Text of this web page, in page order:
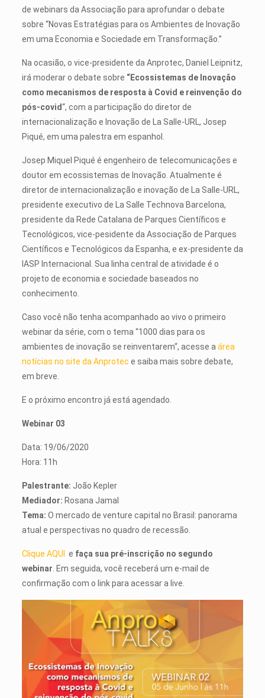
de webinars da Associação para aprofundar o debate
sobre “Novas Estratégias para os Ambientes de Inovação
em uma Economia e Sociedade em Transformação.”
Na ocasião, o vice-presidente da Anprotec, Daniel Leipnitz,
irá moderar o debate sobre “Ecossistemas de Inovação
como mecanismos de resposta à Covid e reinvenção do
pós-covid“, com a participação do diretor de
internacionalização e Inovação de La Salle-URL, Josep
Piqué, em uma palestra em espanhol.
Josep Miquel Piqué é engenheiro de telecomunicações e
doutor em ecossistemas de Inovação. Atualmente é
diretor de internacionalização e inovação de La Salle-URL,
presidente executivo de La Salle Technova Barcelona,
presidente da Rede Catalana de Parques Científicos e
Tecnológicos, vice-pesidente da Associação de Parques
Científicos e Tecnológicos da Espanha, e ex-presidente da
IASP Internacional. Sua linha central de atividade é o
projeto de economia e sociedade baseados no
conhecimento.
Caso você não tenha acompanhado ao vivo o primeiro
webinar da série, com o tema “1000 dias para os
ambientes de inovação se reinventarem“, acesse a área
notícias no site da Anprotec e saiba mais sobre debate,
em breve.
E o próximo encontro já está agendado.
Webinar 03
Data: 19/06/2020
Hora: 11h
Palestrante: João Kepler
Mediador: Rosana Jamal
Tema: O mercado de venture capital no Brasil: panorama
atual e perspectivas no quadro de recessão.
Clique AQUI e faça sua pré-inscrição no segundo
webinar . Em seguida, você receberá um e-mail de
confirmação com o link para acessar a live.